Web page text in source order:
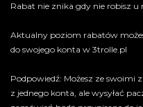
Rabat nie znika gdy nie robisz
Aktualny poziom rabatów
do swojego konta w 3trolle.pl
Podpowiedź: Możesz ze swoimi
z jednego konta, ale wysyłać